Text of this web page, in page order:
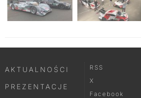
AKTUALNOŚCI
PREZENTACJE
RSS
X
Facebook